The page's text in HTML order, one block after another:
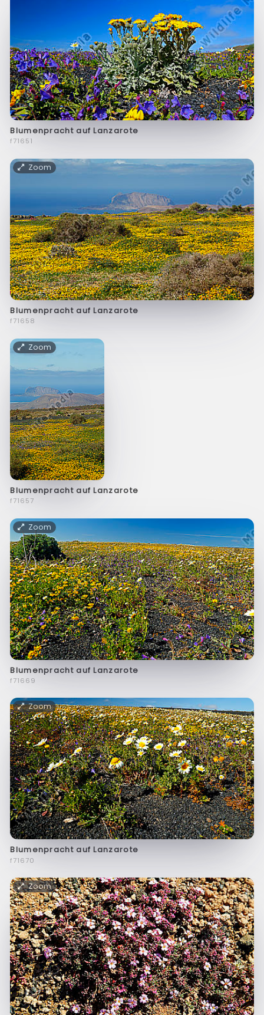
Blumenpracht auf Lanzarote
f71651
Zoom
Blumenpracht auf Lanzarote
f71658
Zoom
Blumenpracht auf Lanzarote
f71657
Zoom
Blumenpracht auf Lanzarote
f71669
Zoom
Blumenpracht auf Lanzarote
f71670
Zoom